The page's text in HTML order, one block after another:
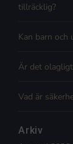
tillräcklig?
Kan barn och
Är det
Vad är
Arkiv